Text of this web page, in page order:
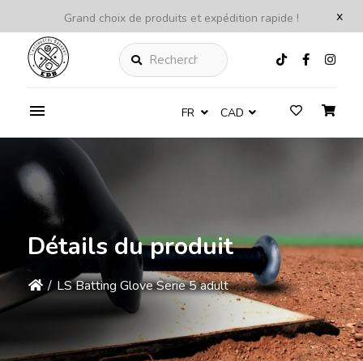
x
Grand choix de produits et expédition rapide !
Rechercher
FR CAD
Détails du produit
/ LS Batting Glove Serie 5 adult